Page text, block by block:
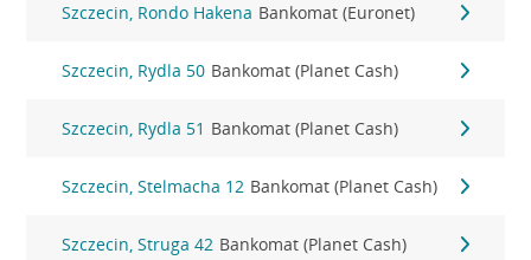
Szczecin, Rondo Hakena Bankomat (Euronet)
Szczecin, Rydla 50 Bankomat (Planet Cash)
Szczecin, Rydla 51 Bankomat (Planet Cash)
Szczecin, Stelmacha 12 Bankomat (Planet Cash)
Szczecin, Struga 42 Bankomat (Planet Cash)